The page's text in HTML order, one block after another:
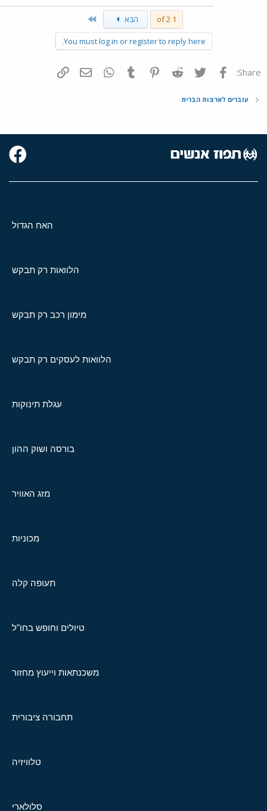
1 of 2 הבא
You must log in or register to reply here.
Share: פייסבוק Twitter
Reddit
Pinterest
Tumblr
WhatsAppדואר אלקטרוני
עוברים לארצות הברית
האח הגדול
הלוואות רק תבקש
מימון רכב רק תבקש
הלוואות לעסקים רק תבקש
עגלת תינוקות
בורסה ושוק ההון
מזג האוויר
מכוניות
תעופה קלה
טיולים וחופש בחו"ל
משכנתאות וייעוץ מחזור
תחבורה ציבורית
טלוויזיה
סלולארי